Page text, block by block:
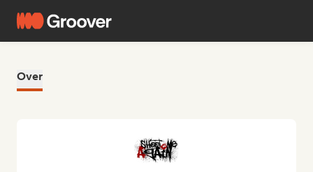
Over